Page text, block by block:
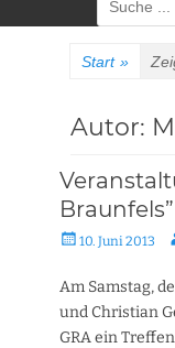
nach:
Start »
Autor:
Veröffentlicht
10. Juni 2013
Am Samstag,
und Christian
GRA ein